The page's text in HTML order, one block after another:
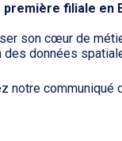
filiale en
son cœur de
des données
notre communiqué